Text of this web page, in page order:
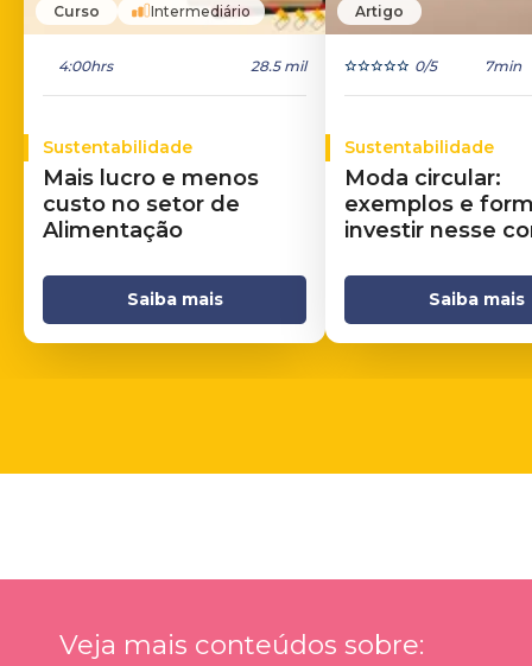
Curso Intermediário
4:00hrs 28.5 mil
Sustentabilidade
Mais lucro e menos
custo no setor de
Alimentação
Saiba mais
Artigo
0/5 7min
Sustentabilidade
Moda circular:
exemplos e
investir nesse
Saiba mais